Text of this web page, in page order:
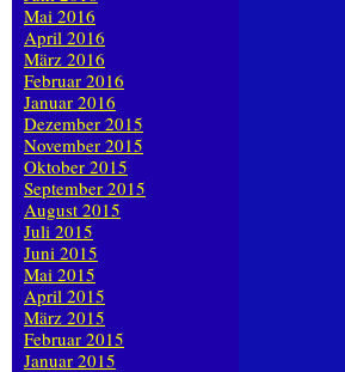
Mai 2016
April 2016
März 2016
Februar 2016
Januar 2016
Dezember 2015
November 2015
Oktober 2015
September 2015
August 2015
Juli 2015
Juni 2015
Mai 2015
April 2015
März 2015
Februar 2015
Januar 2015